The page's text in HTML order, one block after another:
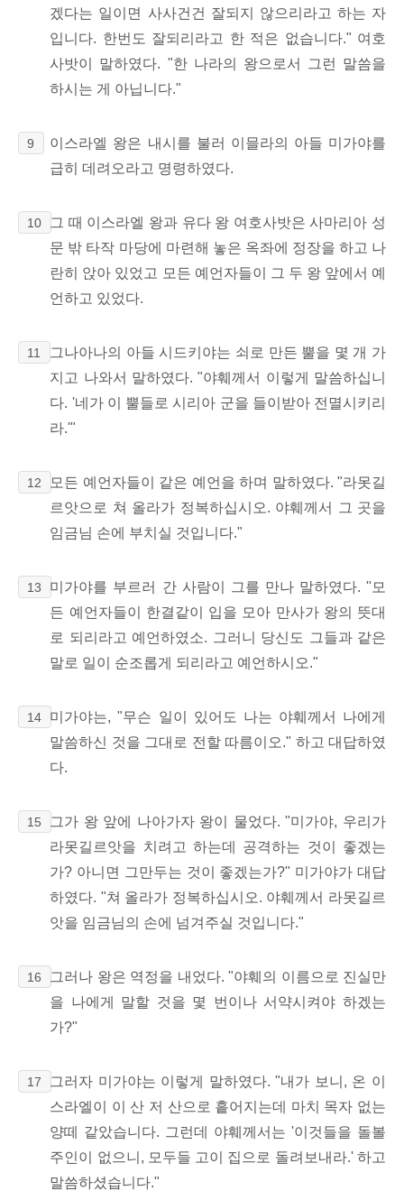
겠다는 일이면 사사건건 잘되지 않으리라고 하는 자
입니다. 한번도 잘되리라고 한 적은 없습니다." 여호
사밧이 말하였다. "한 나라의 왕으로서 그런 말씀을
하시는 게 아닙니다."
9
이스라엘 왕은 내시를 불러 이믈라의 아들 미가야를
급히 데려오라고 명령하였다.
10
그 때 이스라엘 왕과 유다 왕 여호사밧은 사마리아 성
문 밖 타작 마당에 마련해 놓은 옥좌에 정장을 하고 나
란히 앉아 있었고 모든 예언자들이 그 두 왕 앞에서 예
언하고 있었다.
11
그나아나의 아들 시드키야는 쇠로 만든 뿔을 몇 개 가
지고 나와서 말하였다. "야훼께서 이렇게 말씀하십니
다. '네가 이 뿔들로 시리아 군을 들이받아 전멸시키리
라.'"
12
모든 예언자들이 같은 예언을 하며 말하였다. "라못길
르앗으로 쳐 올라가 정복하십시오. 야훼께서 그 곳을
임금님 손에 부치실 것입니다."
13
미가야를 부르러 간 사람이 그를 만나 말하였다. "모
든 예언자들이 한결같이 입을 모아 만사가 왕의 뜻대
로 되리라고 예언하였소. 그러니 당신도 그들과 같은
말로 일이 순조롭게 되리라고 예언하시오."
14
미가야는, "무슨 일이 있어도 나는 야훼께서 나에게
말씀하신 것을 그대로 전할 따름이오." 하고 대답하였
다.
15
그가 왕 앞에 나아가자 왕이 물었다. "미가야, 우리가
라못길르앗을 치려고 하는데 공격하는 것이 좋겠는
가? 아니면 그만두는 것이 좋겠는가?" 미가야가 대답
하였다. "쳐 올라가 정복하십시오. 야훼께서 라못길르
앗을 임금님의 손에 넘겨주실 것입니다."
16
그러나 왕은 역정을 내었다. "야훼의 이름으로 진실만
을 나에게 말할 것을 몇 번이나 서약시켜야 하겠는
가?"
17
그러자 미가야는 이렇게 말하였다. "내가 보니, 온 이
스라엘이 이 산 저 산으로 흩어지는데 마치 목자 없는
양떼 같았습니다. 그런데 야훼께서는 '이것들을 돌볼
주인이 없으니, 모두들 고이 집으로 돌려보내라.' 하고
말씀하셨습니다."